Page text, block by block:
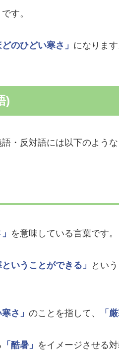
です。
のひどい寒さ」 になります
)
・反対語には以下のような
を意味している言葉です。
いうことができる」 とい
さ」 のことを指して、 「
「酷暑」 をイメージさせる対